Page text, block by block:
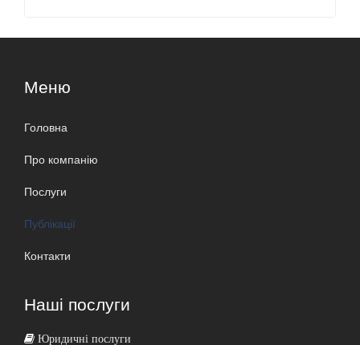
Меню
Головна
Про компанію
Послуги
Публікації
Контакти
Наші послуги
Юридичні послуги